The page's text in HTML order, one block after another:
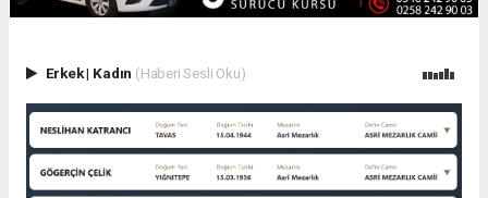
Erkek| Kadın (Haberi Sesli Oku)